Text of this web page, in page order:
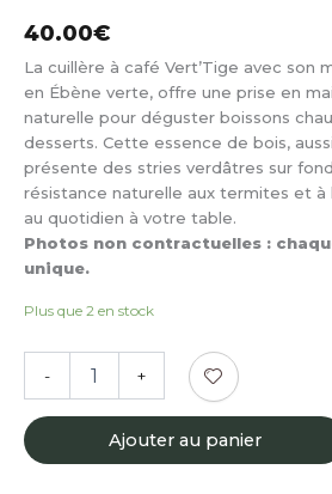
40.00€
La cuillère à café Vert’Tige avec son
en Ébène verte, offre une prise en
naturelle pour déguster boissons
desserts. Cette essence de bois,
présente des stries verdâtres sur
résistance naturelle aux termites et à
au quotidien à votre table.
Photos non contractuelles :
unique.
Plus que 2 en stock
-
à
café
+
Ajouter au panier